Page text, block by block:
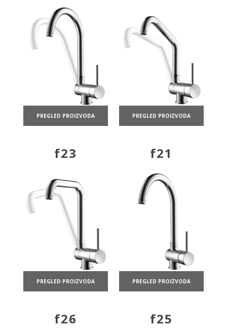
PREGLED PROIZVODA PREGLED PROIZVODA
f23
PREGLED PROIZVODA
f21
PREGLED PROIZVODA
f26 f25